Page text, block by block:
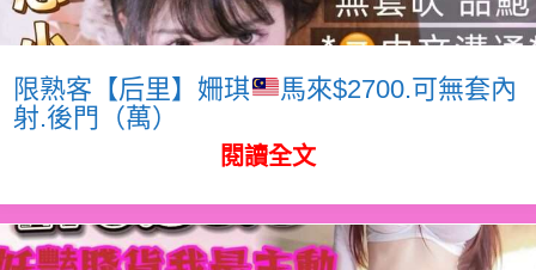
限熟客【后里】姍琪
馬來$2700.可無套內
射.後門（萬）
閱讀全文